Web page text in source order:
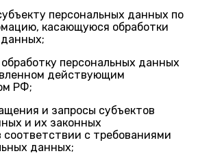
персональных данных по
касающуюся обработки
данных;
персональных данных
действующим
РФ;
и запросы субъектов
и их законных
соответствии с требованиями
данных;